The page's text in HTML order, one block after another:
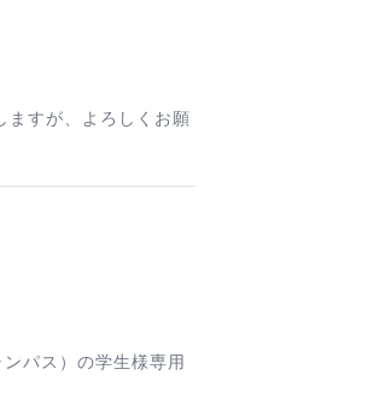
すが、よろしくお願
パス）の学生様専用